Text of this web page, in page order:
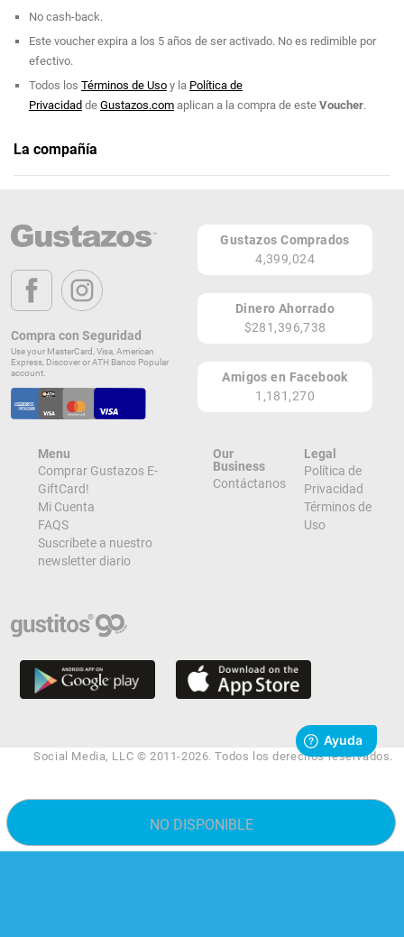
NO DISPONIBLE
No cash-back.
Este voucher expira a los 5 años de ser activado. No es redimible por
efectivo.
Todos los Términos de Usoy la Política de
Privacidadde Gustazos.comaplican a la compra de este Voucher.
La compañía
Página Web
22 Ave. José de Diego
Cayey 00736
PR
Lugares de Redención
¡Ver todos en el Mapa!
22 Ave. José de Diego
¡Localizar en el Mapa!
Compra con Seguridad
Use your MasterCard, Visa, American
Express, Discover or ATH Banco Popular
account.
Gustazos Comprados
4,399,024
Dinero Ahorrado
$281,396,738
Amigos en Facebook
1,181,270
Menu
Comprar Gustazos E-
GiftCard!
Mi Cuenta
FAQS
Suscribete a nuestro
newsletter diario
Our
Business
Contáctanos
Legal
Política de
Privacidad
Términos de
Uso
Social Media, LLC © 2011-2026. Todos los derechos reservados.